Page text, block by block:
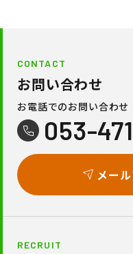
CONTACT
お問い合わせ
お電話でのお問い合わせ
053-
メー
RECRUIT